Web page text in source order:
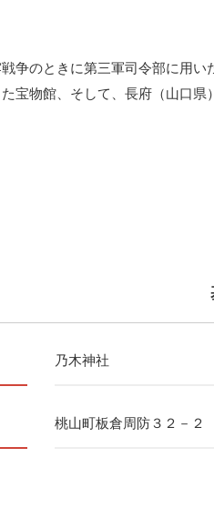
争のときに第三軍司令部に用い
宝物館、そして、長府（山口
乃木神社
桃山町板倉周防３２－２